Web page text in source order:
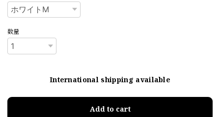
数量
International shipping available
Add to cart